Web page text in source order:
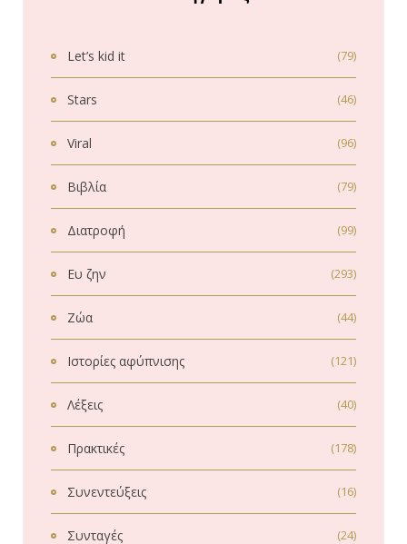
Let’s kid it (79)
Stars (46)
Viral (96)
Βιβλία (79)
Διατροφή (99)
Ευ ζην (293)
Ζώα (44)
Ιστορίες αφύπνισης (121)
Λέξεις (40)
Πρακτικές (178)
Συνεντεύξεις (16)
Συνταγές (24)